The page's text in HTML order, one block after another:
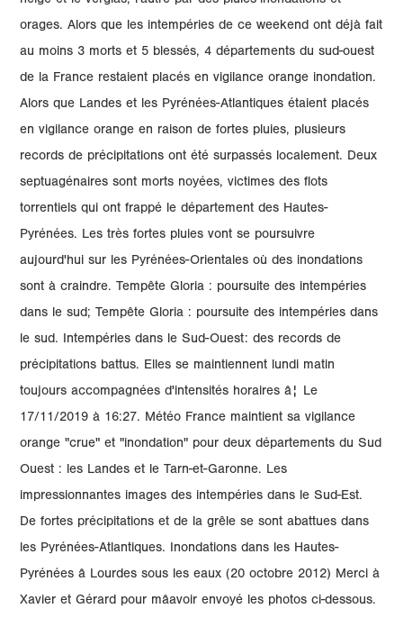
orages. Alors que les intempéries de ce weekend ont déjà fait
au moins 3 morts et 5 blessés, 4 départements du sud-ouest
de la France restaient placés en vigilance orange inondation.
Alors que Landes et les Pyrénées-Atlantiques étaient placés
en vigilance orange en raison de fortes pluies, plusieurs
records de précipitations ont été surpassés localement. Deux
septuagénaires sont morts noyées, victimes des flots
torrentiels qui ont frappé le département des Hautes-
Pyrénées. Les très fortes pluies vont se poursuivre
aujourd'hui sur les Pyrénées-Orientales où des inondations
sont à craindre. Tempête Gloria : poursuite des intempéries
dans le sud; Tempête Gloria : poursuite des intempéries dans
le sud. Intempéries dans le Sud-Ouest: des records de
précipitations battus. Elles se maintiennent lundi matin
toujours accompagnées d'intensités horaires â¦ Le
17/11/2019 à 16:27. Météo France maintient sa vigilance
orange "crue" et "inondation" pour deux départements du Sud
Ouest : les Landes et le Tarn-et-Garonne. Les
impressionnantes images des intempéries dans le Sud-Est.
De fortes précipitations et de la grêle se sont abattues dans
les Pyrénées-Atlantiques. Inondations dans les Hautes-
Pyrénées â Lourdes sous les eaux (20 octobre 2012) Merci à
Xavier et Gérard pour mâavoir envoyé les photos ci-dessous.